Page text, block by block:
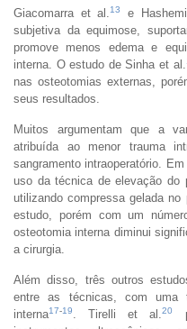
Giacomarra et al.13 e
subjetiva da equimose,
promove menos edema e
interna. O estudo de Sinha et al.
nas osteotomias externas,
seus resultados.
Muitos argumentam que a
atribuída ao menor trauma
sangramento intraoperatório.
uso da técnica de elevação do
utilizando compressa gelada
estudo, porém com um
osteotomia interna diminui
a cirurgia.
Além disso, três outros
entre as técnicas, com uma
interna17-19 . Tirelli et al.20